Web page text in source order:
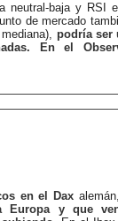
baja y RSI
de mercado
podría ser
En el
en el Dax
Europa y que